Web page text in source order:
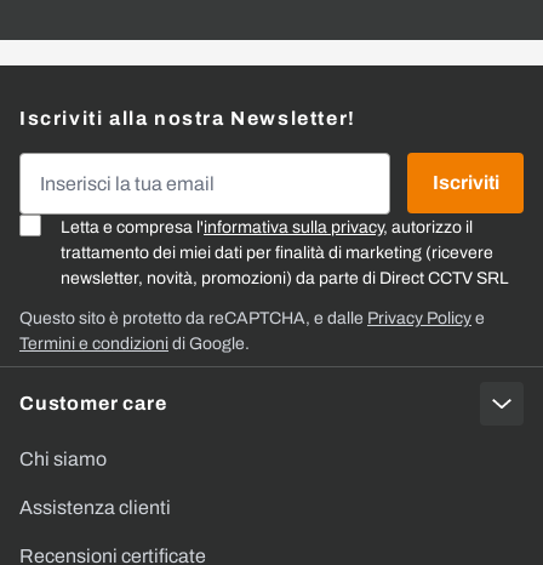
Customer care
Chi siamo
Assistenza clienti
Recensioni certificate
Iscriviti alla nostra Newsletter!
Letta e compresa l'informativa sulla privacy, autorizzo il
trattamento dei miei dati per finalità di marketing (ricevere
newsletter, novità, promozioni) da parte di Direct CCTV SRL
Iscriviti
Questo sito è protetto da reCAPTCHA, e dalle Privacy Policy e
Termini e condizioni di Google.